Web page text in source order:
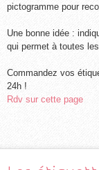
pictogramme pour
Une bonne idée :
qui permet à toutes
Commandez vos
24h !
Rdv sur cette page